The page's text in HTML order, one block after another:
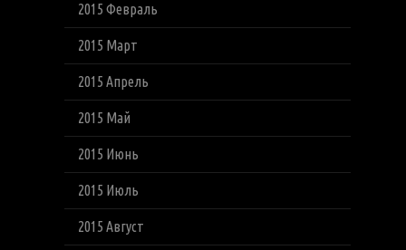
2015 Февраль
2015 Март
2015 Апрель
2015 Май
2015 Июнь
2015 Июль
2015 Август